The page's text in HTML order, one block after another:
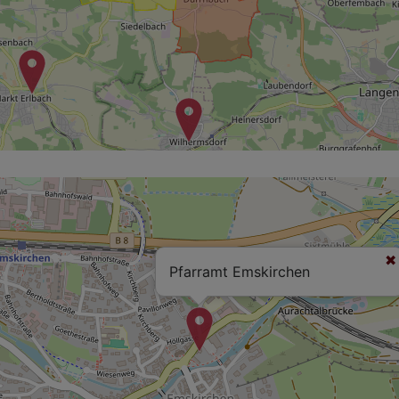
Pfarramt Emskirchen